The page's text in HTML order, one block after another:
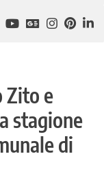
Zito e
stagione
di